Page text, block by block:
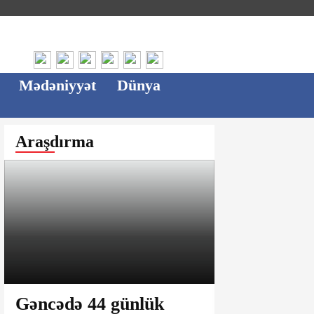
Mədəniyyət
Dünya
Araşdırma
Gəncədə 44 günlük